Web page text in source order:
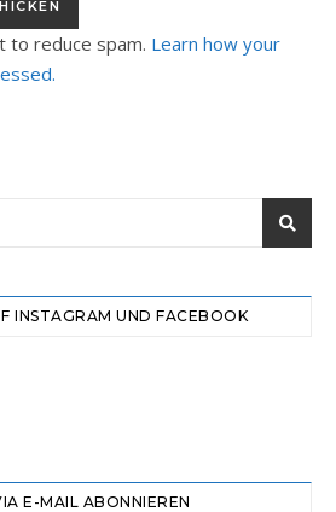
to reduce spam. Learn how your
INSTAGRAM UND FACEBOOK
E-MAIL ABONNIEREN